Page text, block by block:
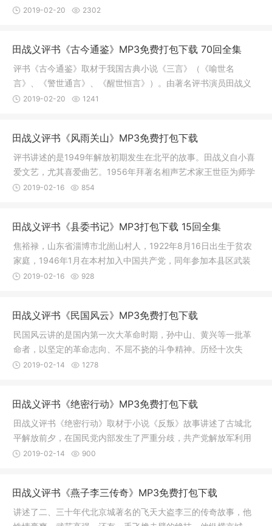
大，转败
2019-02-20 2302
田战义评书《古今通鉴》MP3免费打包下载 70回全集
评书《古今通鉴》取材于我国古典小说《三言》（《喻世名
言》、《警世通言》、《醒世恒言》）。由著名评书演员田战义
经过几年的案
2019-02-20 1241
田战义评书《风雨关山》MP3免费打包下载
评书讲述的是1949年解放初期发生在北平的故事。田战义自小喜
爱文艺，尤其喜爱曲艺。1956年拜著名相声艺术家王世臣为师学
习相声表
2019-02-16 854
田战义评书《县委书记》MP3打包下载 15回全集
焦裕禄，山东省淄博市北崮山村人，1922年8月16日出生于贫农
家庭，1946年1月在本村加入中国共产党，同年参加本县区武装
部工作。解
2019-02-16 928
田战义评书《民国风云》MP3免费打包下载
民国风云讲的是国内第一次大革命时期，孙中山、黄兴等一批革
命者，以坚定的革命志向、不屈不挠的斗争精神。历经十次失
败，终于推
2019-02-14 1278
田战义评书《绝密行动》MP3免费打包下载
田战义评书《绝密行动》取材于小说《反叛》故事讲述了古城北
平解放前夕，在国民党内部发生了严重分歧，共产党解放军利用
敌人的矛
2019-02-14 900
田战义评书《燕子李三传奇》MP3免费打包下载
讲述了二、三十年代北京城著名的飞天大盗李三的传奇故事，他